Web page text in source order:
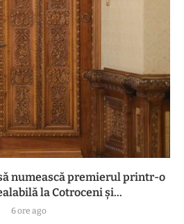
numească premierul printr-o
la Cotroceni și...
6 ore ago